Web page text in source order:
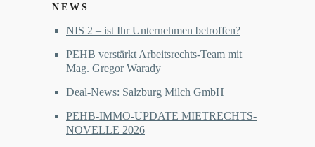
NEWS
NIS 2 – ist Ihr Unternehmen betroffen?
PEHB verstärkt Arbeitsrechts-Team mit
Mag. Gregor Warady
Deal-News: Salzburg Milch GmbH
PEHB-IMMO-UPDATE MIETRECHTS-
NOVELLE 2026